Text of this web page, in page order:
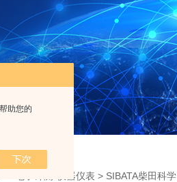
助您的
电子计测-仪器仪表 > SIBATA柴田科学